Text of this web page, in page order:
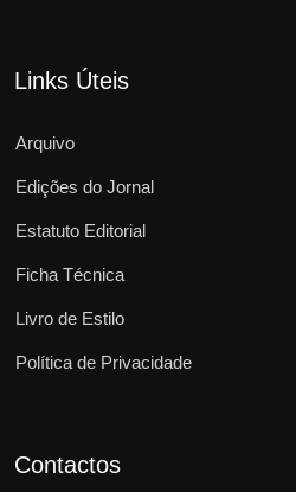
Links Úteis
Arquivo
Edições do Jornal
Estatuto Editorial
Ficha Técnica
Livro de Estilo
Política de Privacidade
Contactos